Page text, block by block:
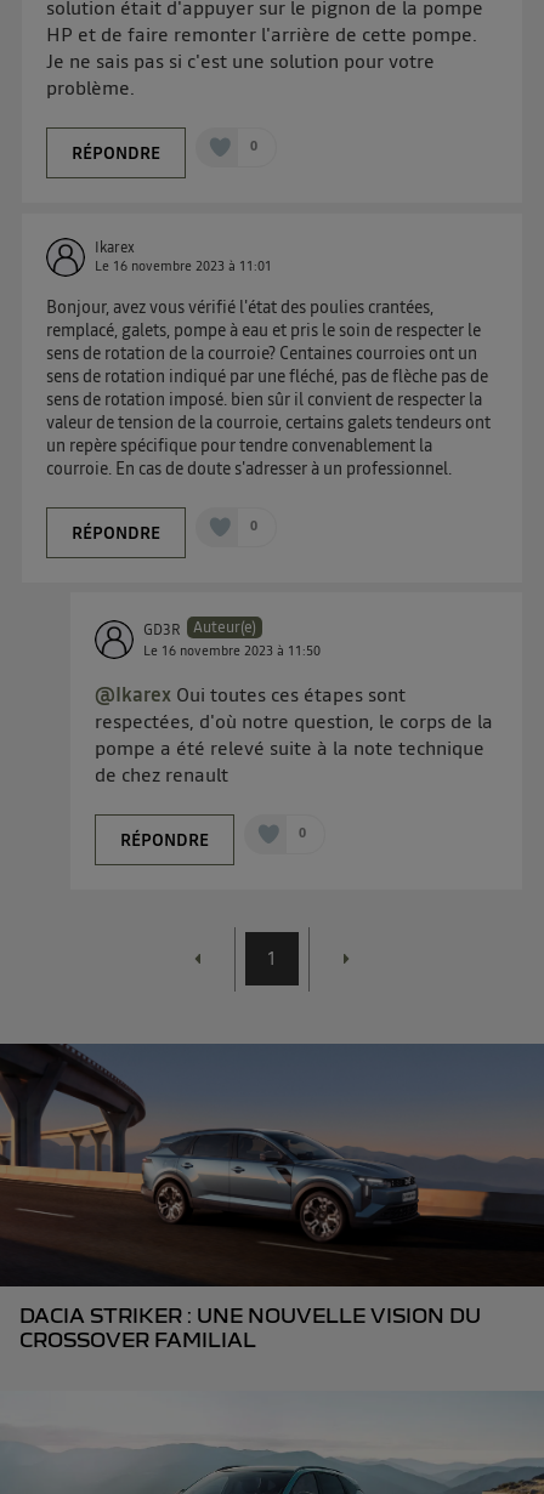
solution était d'appuyer sur le pignon de la pompe
HP et de faire remonter l'arrière de cette pompe.
Je ne sais pas si c'est une solution pour votre
problème.
RÉPONDRE 0
Ikarex
Le 16 novembre 2023 à 11:01
Bonjour, avez vous vérifié l'état des poulies crantées,
remplacé, galets, pompe à eau et pris le soin de respecter le
sens de rotation de la courroie? Centaines courroies ont un
sens de rotation indiqué par une fléché, pas de flèche pas de
sens de rotation imposé. bien sûr il convient de respecter la
valeur de tension de la courroie, certains galets tendeurs ont
un repère spécifique pour tendre convenablement la
courroie. En cas de doute s'adresser à un professionnel.
RÉPONDRE 0
GD3R Auteur(e)
Le 16 novembre 2023 à 11:50
@Ikarex Oui toutes ces étapes sont
respectées, d'où notre question, le corps de la
pompe a été relevé suite à la note technique
de chez renault
RÉPONDRE 0
1
DACIA STRIKER : UNE NOUVELLE VISION DU
CROSSOVER FAMILIAL
« gérer Utiq » en bas de ce site. Pour plus
d'informations, veuillez consulter
la Politique
d'information sur les données personnelles